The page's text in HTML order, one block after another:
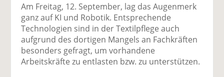
Am Freitag, 12. September, lag das Augenmerk
ganz auf KI und Robotik. Entsprechende
Technologien sind in der Textilpflege auch
aufgrund des dortigen Mangels an Fachkräften
besonders gefragt, um vorhandene
Arbeitskräfte zu entlasten bzw. zu unterstützen.